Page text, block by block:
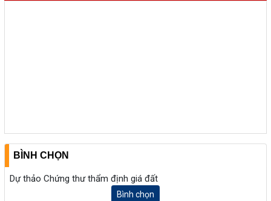
BÌNH CHỌN
Dự thảo Chứng thư thẩm định giá đất
Bình chọn